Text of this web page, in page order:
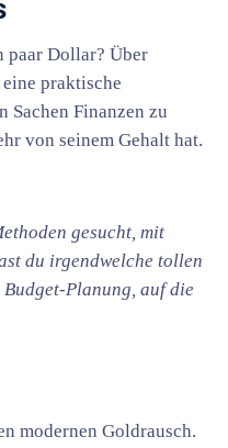
paar Dollar? Über
praktische
Finanzen zu
von seinem Gehalt hat.
gesucht, mit
du irgendwelche tollen
Planung, auf die
modernen Goldrausch.